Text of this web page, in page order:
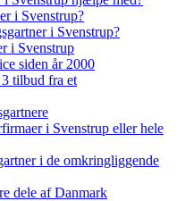
i Svenstrup?
i Svenstrup?
i Svenstrup
siden år 2000
tilbud fra et
i Svenstrup eller hele
i de omkringliggende
dele af Danmark